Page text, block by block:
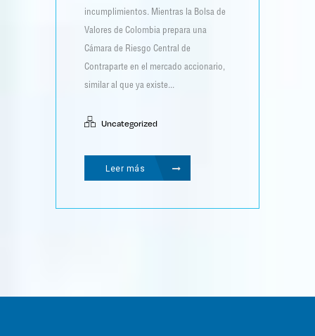
incumplimientos. Mientras la Bolsa de
Valores de Colombia prepara una
Cámara de Riesgo Central de
Contraparte en el mercado accionario,
similar al que ya existe...
Uncategorized
Leer más